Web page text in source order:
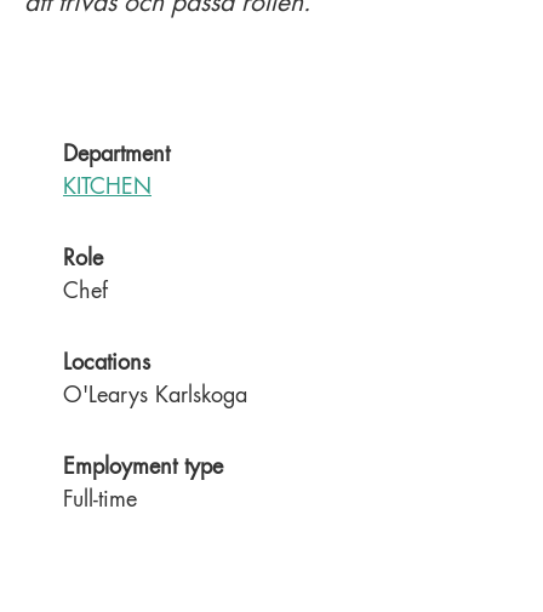
Department
KITCHEN
Role
Chef
Locations
O'Learys Karlskoga
Employment type
Full-time